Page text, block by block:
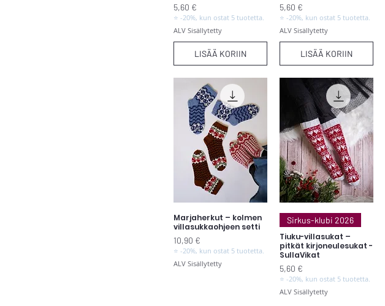
Hinta
5,60 €
⭐ -20%, kun ostat 5 tuotetta.
ALV Sisällytetty
LISÄÄ KORIIN
Hinta
5,60 €
⭐ -20%, kun ostat 5 tuotetta.
ALV Sisällytetty
LISÄÄ KORIIN
Pikakatselu
Marjaherkut – kolmen
villasukkaohjeen setti
Hinta
10,90 €
⭐ -20%, kun ostat 5 tuotetta.
ALV Sisällytetty
Pikakatselu
Sirkus-klubi 2026
Tiuku-villasukat –
pitkät kirjoneulesukat -
SullaVikat
Hinta
5,60 €
⭐ -20%, kun ostat 5 tuotetta.
ALV Sisällytetty